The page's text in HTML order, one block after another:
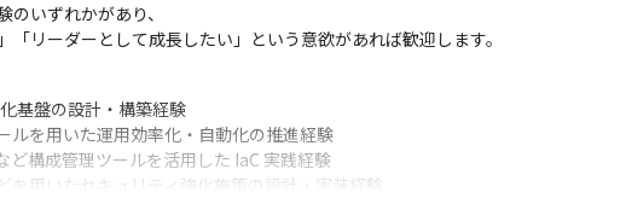
いずれかがあり、
リーダーとして成長したい」という意欲があれば歓迎します。
基盤の設計・構築経験
ルを用いた運用効率化・自動化の推進経験
構成管理ツールを活用した IaC 実践経験
を用いたセキュリティ強化施策の設計・実装経験